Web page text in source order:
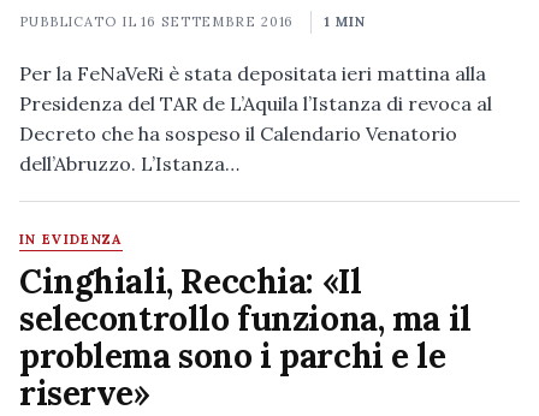
PUBBLICATO IL16 SETTEMBRE 2016 1 MIN
Per la FeNaVeRi è stata depositata ieri mattina alla
Presidenza del TAR de L’Aquila l’Istanza di revoca al
Decreto che ha sospeso il Calendario Venatorio
dell’Abruzzo. L’Istanza…
IN EVIDENZA
Cinghiali, Recchia: «Il
selecontrollo funziona, ma il
problema sono i parchi e le
riserve»